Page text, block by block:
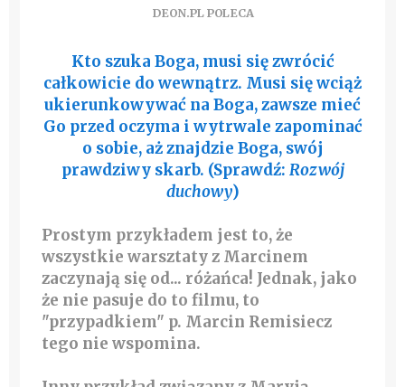
DEON.PL POLECA
Kto szuka Boga, musi się zwrócić
całkowicie do wewnątrz. Musi się wciąż
ukierunkowywać na Boga, zawsze mieć
Go przed oczyma i wytrwale zapominać
o sobie, aż znajdzie Boga, swój
prawdziwy skarb. (Sprawdź: Rozwój
duchowy)
Prostym przykładem jest to, że
wszystkie warsztaty z Marcinem
zaczynają się od... różańca! Jednak, jako
że nie pasuje do to filmu, to
"przypadkiem" p. Marcin Remisiecz
tego nie wspomina.